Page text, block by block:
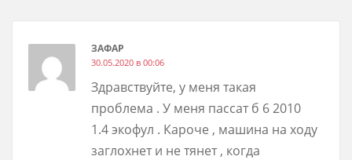
ЗАФАР
30.05.2020 в 00:06
Здравствуйте, у меня такая
проблема . У меня пассат б 6 2010
1.4 экофул . Кароче , машина на ходу
заглохнет и не тянет , когда